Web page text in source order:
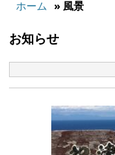
ホーム » 風景
お知らせ